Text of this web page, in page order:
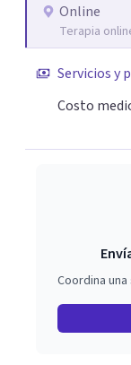
vivencia de
compromiso
es Poder.
Online
Terapia
Servicios y
Costo
Coordina